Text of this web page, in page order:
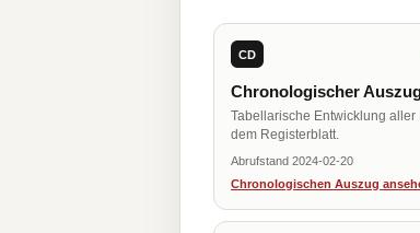
CD
Chronologischer
Tabellarische Entwicklung
dem Registerblatt.
Abrufstand 2024-02-20
Chronologischen Auszug